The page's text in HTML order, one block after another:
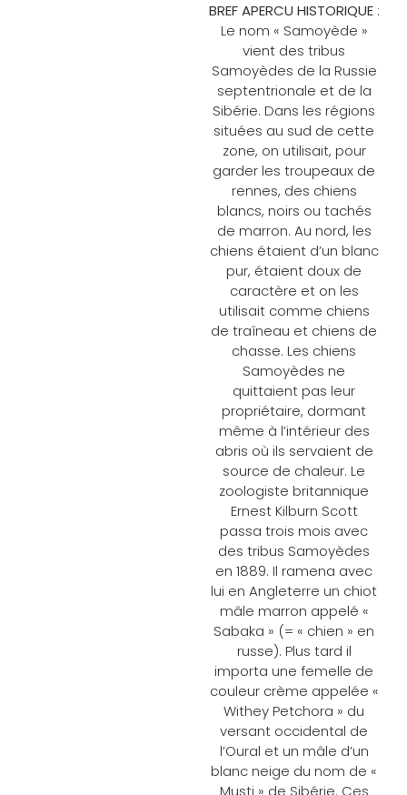
BREF APERCU HISTORIQUE:
Le nom « Samoyède »
vient des tribus
Samoyèdes de la Russie
septentrionale et de la
Sibérie. Dans les régions
situées au sud de cette
zone, on utilisait, pour
garder les troupeaux de
rennes, des chiens
blancs, noirs ou tachés
de marron. Au nord, les
chiens étaient d’un blanc
pur, étaient doux de
caractère et on les
utilisait comme chiens
de traîneau et chiens de
chasse. Les chiens
Samoyèdes ne
quittaient pas leur
propriétaire, dormant
même à l’intérieur des
abris où ils servaient de
source de chaleur. Le
zoologiste britannique
Ernest Kilburn Scott
passa trois mois avec
des tribus Samoyèdes
en 1889. Il ramena avec
lui en Angleterre un chiot
mâle marron appelé «
Sabaka » (= « chien » en
russe). Plus tard il
importa une femelle de
couleur crème appelée «
Withey Petchora » du
versant occidental de
l’Oural et un mâle d’un
blanc neige du nom de «
Musti » de Sibérie. Ces